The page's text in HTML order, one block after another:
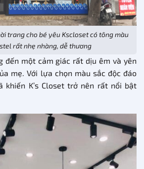
trang cho bé yêu Kscloset có tông màu
rất nhẹ nhàng, dễ thương
đến một cảm giác rất dịu êm và yên
mẹ. Với lựa chọn màu sắc độc đáo
khiến K’s Closet trở nên rất nổi bật